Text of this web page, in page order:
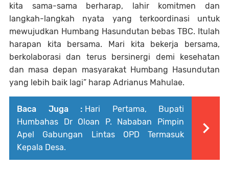
kita sama-sama berharap, lahir komitmen dan
langkah-langkah nyata yang terkoordinasi untuk
mewujudkan Humbang Hasundutan bebas TBC. Itulah
harapan kita bersama. Mari kita bekerja bersama,
berkolaborasi dan terus bersinergi demi kesehatan
dan masa depan masyarakat Humbang Hasundutan
yang lebih baik lagi” harap Adrianus Mahulae.
Baca Juga : Hari Pertama, Bupati
Humbahas Dr Oloan P. Nababan Pimpin
Apel Gabungan Lintas OPD Termasuk
Kepala Desa.